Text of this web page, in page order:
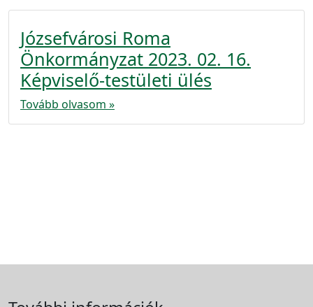
Józsefvárosi Roma
Önkormányzat 2023. 02. 16.
Képviselő-testületi ülés
Tovább olvasom »